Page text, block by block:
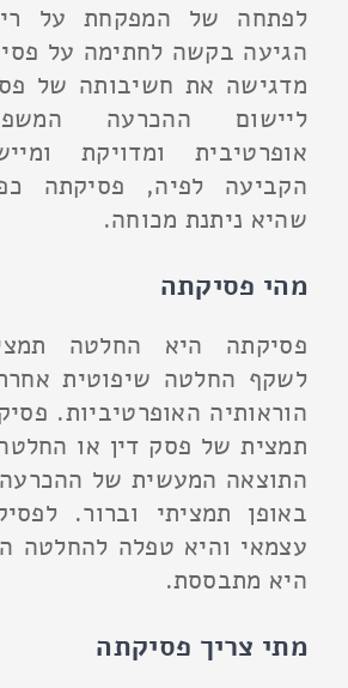
לפתחה של המפקחת על
הגיעה בקשה לחתימה על
מדגישה את חשיבותה של
ליישום ההכרעה
אופרטיבית ומדויקת
הקביעה לפיה, פסיקתה
שהיא ניתנת מכוחה.
מהי פסיקתה
פסיקתה היא החלטה
לשקף החלטה שיפוטית
הוראותיה האופרטיביות.
תמצית של פסק דין או
התוצאה המעשית של ההכרעה
באופן תמציתי וברור.
עצמאי והיא טפלה להחלטה
היא מתבססת.
מתי צריך פסיקתה